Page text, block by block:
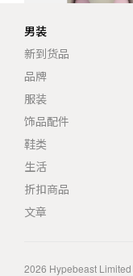
男装
新到货品
品牌
服装
饰品配件
鞋类
生活
折扣商品
文章
2026 Hypebeast Limited